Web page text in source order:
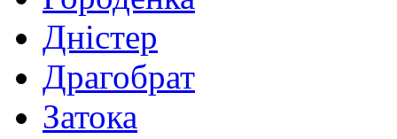
Дністер
Драгобрат
Затока